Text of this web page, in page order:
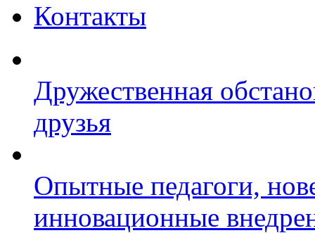
Контакты
Дружественная
друзья
Опытные педагоги,
инновационные